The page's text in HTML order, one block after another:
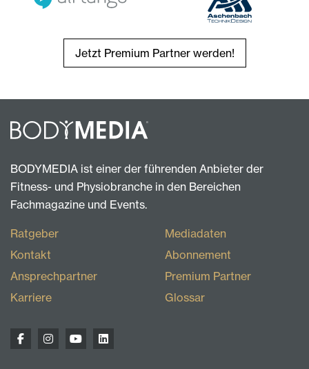
Jetzt Premium Partner werden!
BODYMEDIA ist einer der führenden Anbieter der
Fitness- und Physiobranche in den Bereichen
Fachmagazine und Events.
Ratgeber
Kontakt
Ansprechpartner
Karriere
Mediadaten
Abonnement
Premium Partner
Glossar